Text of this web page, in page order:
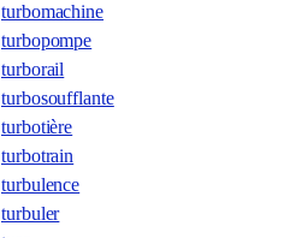
turbomachine
turbopompe
turborail
turbosoufflante
turbotière
turbotrain
turbulence
turbuler